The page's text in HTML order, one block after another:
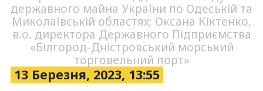
державного майна України по Одеській та
Миколаївській областях; Оксана Кіктенко,
в.о. директора Державного Підприємства
«Білгород-Дністровський морський
торговельний порт»
13 Березня, 2023, 13:55